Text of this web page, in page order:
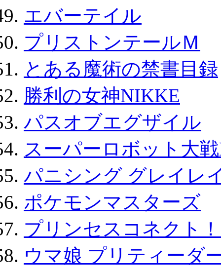
エバーテイル
プリストンテールＭ
とある魔術の禁書目録
勝利の女神NIKKE
パスオブエグザイル
スーパーロボット大
パニシング グレイレ
ポケモンマスターズ
プリンセスコネクト
ウマ娘 プリティーダ